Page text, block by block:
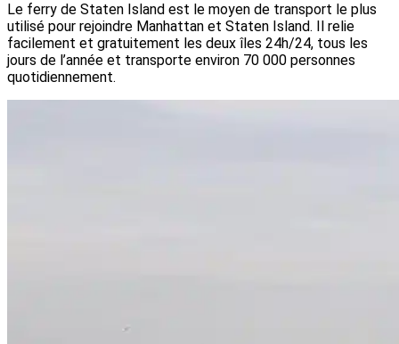
Le ferry de Staten Island est le moyen de transport le plus
utilisé pour rejoindre Manhattan et Staten Island. Il relie
facilement et gratuitement les deux îles 24h/24, tous les
jours de l’année et transporte environ 70 000 personnes
quotidiennement.